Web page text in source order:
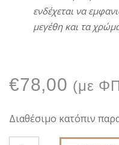
ενδέχεται να
μεγέθηκαι τα
€78,00 (με
Διαθέσιμο κατόπιν